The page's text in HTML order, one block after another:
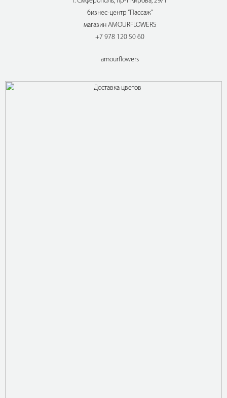
бизнес-центр “Пассаж”
магазин AMOURFLOWERS
+7 978 120 50 60
amourflowers